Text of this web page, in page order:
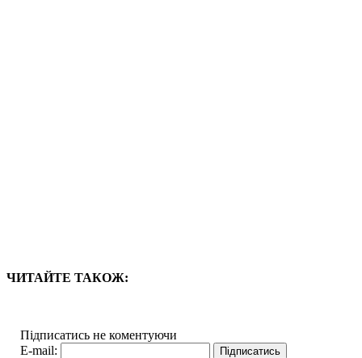
ЧИТАЙТЕ ТАКОЖ:
Підписатись не коментуючи
E-mail: